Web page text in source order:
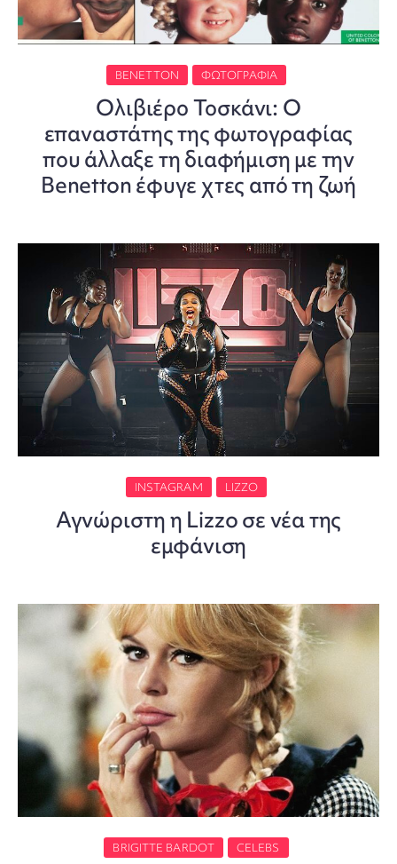
BENETTON ΦΩΤΟΓΡΑΦΊΑ
Ολιβιέρο Τοσκάνι: Ο
επαναστάτης της φωτογραφίας
που άλλαξε τη διαφήμιση με την
Benetton έφυγε χτες από τη ζωή
INSTAGRAM LIZZO
Αγνώριστη η Lizzo σε νέα της
εμφάνιση
BRIGITTE BARDOT CELEBS